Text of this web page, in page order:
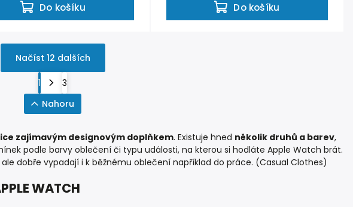
Do košíku Do košíku
Načíst 12 dalších
1
3
Nahoru
zajímavým designovým doplňkem. Existuje hned několik druhů a barev,
podle barvy oblečení či typu události, na kterou si hodláte Apple Watch brát.
dobře vypadají i k běžnému oblečení například do práce. (Casual Clothes)
WATCH